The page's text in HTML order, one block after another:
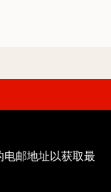
电邮地址以获取最